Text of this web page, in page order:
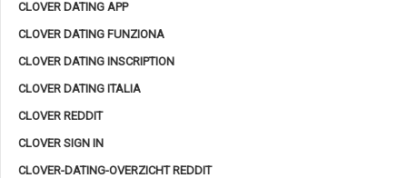
CLOVER DATING APP
CLOVER DATING FUNZIONA
CLOVER DATING INSCRIPTION
CLOVER DATING ITALIA
CLOVER REDDIT
CLOVER SIGN IN
CLOVER-DATING-OVERZICHT REDDIT